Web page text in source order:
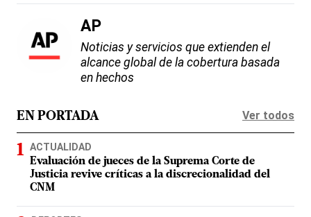
AP
Noticias y servicios que extienden el
alcance global de la cobertura basada
en hechos
EN PORTADA Ver todos
ACTUALIDAD
Evaluación de jueces de la Suprema Corte de
Justicia revive críticas a la discrecionalidad del
CNM